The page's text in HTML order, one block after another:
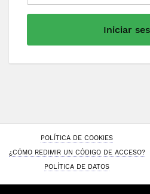
Iniciar
POLÍTICA DE COOKIES
¿CÓMO REDIMIR UN CÓDIGO DE ACCESO?
POLÍTICA DE DATOS